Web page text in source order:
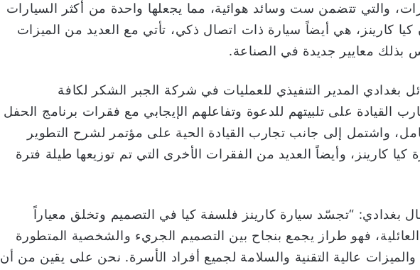
والتي تتضمن ست وسائد هوائية، مما يجعلها واحدة من أكثر السيارات
كارينز، هي أيضاً سيارة ذات اتصال ذكي، تأتي مع العديد من الميزات
بذلك معايير جديدة في الصناعة.
بغدادي المدير التنفيذي للعمليات في شركة الجبر الشكر لكافة
القيادة على تلبيتهم للدعوة وتفاعلهم الإيجابي مع فقرات برنامج الحفل
واشتمل إلى جانب تجارب القيادة الحية على مؤتمر لشرح التطوير
كيا كارينز، وأيضاً العديد من الفقرات الأخرى التي تم توزيعها طيلة فترة
بغدادي: “تجسّد سيارة كارينز فلسفة كيا في التصميم وتخلق معياراً
فهو طراز يجمع بنجاح بين التصميم الجريء والشخصية المتطورة
والميزات عالية التقنية والسلامة لجميع أفراد الأسرة. نحن على يقين من أن